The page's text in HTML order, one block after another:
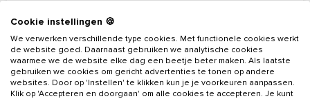
Op 11 km van Bolsward
Friesland, omgeving Zuidwest-Friesland
12 - 24 12 12 Nee
Cookie instellingen 🍪
We verwerken verschillende type cookies. Met functionele cookies werkt
de website goed. Daarnaast gebruiken we analytische cookies
waarmee we de website elke dag een beetje beter maken. Als laatste
gebruiken we cookies om gericht advertenties te tonen op andere
websites. Door op 'Instellen' te klikken kun je je voorkeuren aanpassen.
Klik op 'Accepteren en doorgaan' om alle cookies te accepteren. Je kunt